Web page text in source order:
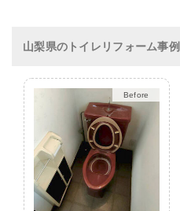
山梨県のトイレリフォーム事例
After